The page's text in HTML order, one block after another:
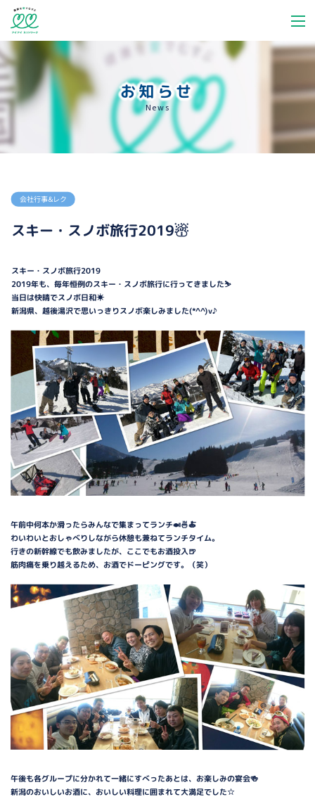
お知らせ
News
会社行事＆レク
スキー・スノボ旅行2019☃
スキー・スノボ旅行2019
2019年も、毎年恒例のスキー・スノボ旅行に行ってきました⛷
当日は快晴でスノボ日和☀
新潟県、越後湯沢で思いっきりスノボ楽しみました(*^^)v♪
午前中何本か滑ったらみんなで集まってランチ🍛🍜🍝
わいわいとおしゃべりしながら休憩も兼ねてランチタイム。
行きの新幹線でも飲みましたが、ここでもお酒投入🍺
筋肉痛を乗り越えるため、お酒でドーピングです。（笑）
午後も各グループに分かれて一緒にすべったあとは、お楽しみの宴会🍻
新潟のおいしいお酒に、おいしい料理に囲まれて大満足でした☆